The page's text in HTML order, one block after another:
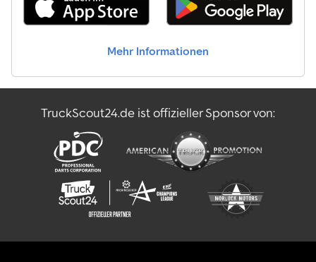
Mehr Informationen
TruckScout24.de ist offizieller Sponsor von: